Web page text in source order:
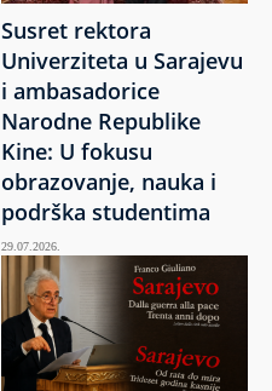
Susret rektora
Univerziteta u Sarajevu
i ambasadorice
Narodne Republike
Kine: U fokusu
obrazovanje, nauka i
podrška studentima
29.07.2026.